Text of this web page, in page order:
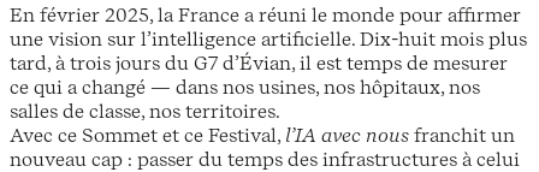
En février 2025, la France a réuni le monde pour affirmer
une vision sur l’intelligence artificielle. Dix-huit mois plus
tard, à trois jours du G7 d’Évian, il est temps de mesurer
ce qui a changé — dans nos usines, nos hôpitaux, nos
salles de classe, nos territoires.
Avec ce Sommet et ce Festival, l’IA avec nous franchit un
nouveau cap : passer du temps des infrastructures à celui